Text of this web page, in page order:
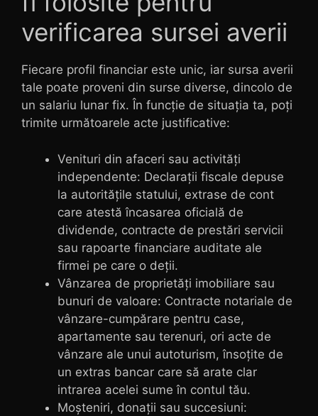
verificarea sursei averii
Fiecare profil financiar este unic, iar sursa averii
tale poate proveni din surse diverse, dincolo de
un salariu lunar fix. În funcție de situația ta, poți
trimite următoarele acte justificative:
Venituri din afaceri sau activități
independente: Declarații fiscale depuse
la autoritățile statului, extrase de cont
care atestă încasarea oficială de
dividende, contracte de prestări servicii
sau rapoarte financiare auditate ale
firmei pe care o deții.
Vânzarea de proprietăți imobiliare sau
bunuri de valoare: Contracte notariale de
vânzare-cumpărare pentru case,
apartamente sau terenuri, ori acte de
vânzare ale unui autoturism, însoțite de
un extras bancar care să arate clar
intrarea acelei sume în contul tău.
Moșteniri, donații sau succesiuni: